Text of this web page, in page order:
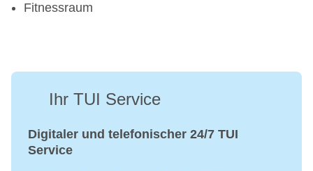
Fitnessraum
Ihr TUI Service
Digitaler und telefonischer 24/7 TUI
Service